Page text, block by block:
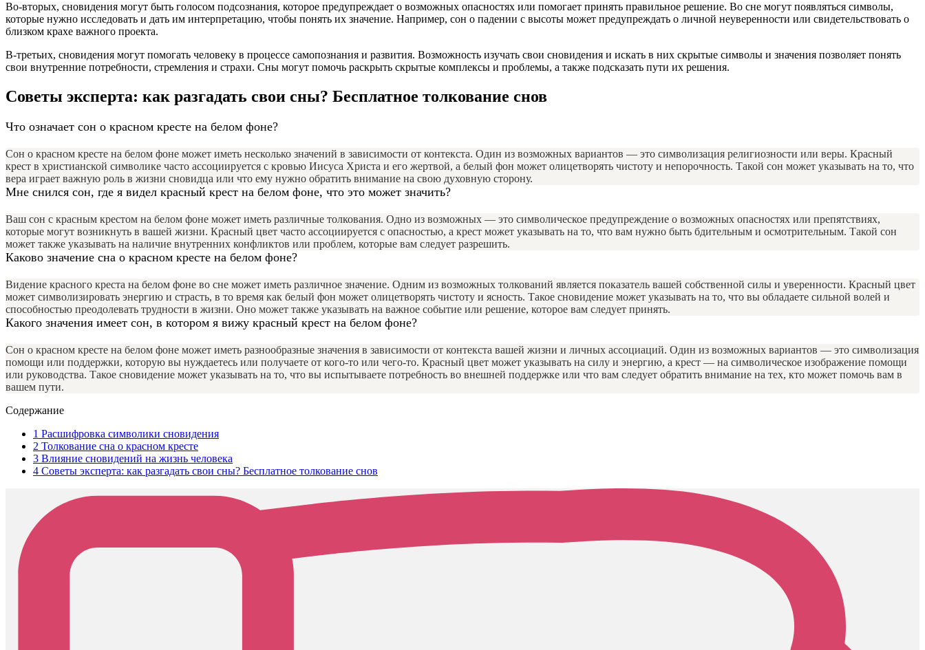
Во-вторых, сновидения могут быть голосом подсознания, которое предупреждает о возможных опасностях или помогает принять правильное решение. Во сне могут появляться символы,
которые нужно исследовать и дать им интерпретацию, чтобы понять их значение. Например, сон о падении с высоты может предупреждать о личной неуверенности или свидетельствовать о
близком крахе важного проекта.
В-третьих, сновидения могут помогать человеку в процессе самопознания и развития. Возможность изучать свои сновидения и искать в них скрытые символы и значения позволяет понять
свои внутренние потребности, стремления и страхи. Сны могут помочь раскрыть скрытые комплексы и проблемы, а также подсказать пути их решения.
Советы эксперта: как разгадать свои сны? Бесплатное толкование снов
Что означает сон о красном кресте на белом фоне?
Сон о красном кресте на белом фоне может иметь несколько значений в зависимости от контекста. Один из возможных вариантов — это символизация религиозности или веры. Красный
крест в христианской символике часто ассоциируется с кровью Иисуса Христа и его жертвой, а белый фон может олицетворять чистоту и непорочность. Такой сон может указывать на то, что
вера играет важную роль в жизни сновидца или что ему нужно обратить внимание на свою духовную сторону.
Мне снился сон, где я видел красный крест на белом фоне, что это может значить?
Ваш сон с красным крестом на белом фоне может иметь различные толкования. Одно из возможных — это символическое предупреждение о возможных опасностях или препятствиях,
которые могут возникнуть в вашей жизни. Красный цвет часто ассоциируется с опасностью, а крест может указывать на то, что вам нужно быть бдительным и осмотрительным. Такой сон
может также указывать на наличие внутренних конфликтов или проблем, которые вам следует разрешить.
Каково значение сна о красном кресте на белом фоне?
Видение красного креста на белом фоне во сне может иметь различное значение. Одним из возможных толкований является показатель вашей собственной силы и уверенности. Красный цвет
может символизировать энергию и страсть, в то время как белый фон может олицетворять чистоту и ясность. Такое сновидение может указывать на то, что вы обладаете сильной волей и
способностью преодолевать трудности в жизни. Оно может также указывать на важное событие или решение, которое вам следует принять.
Какого значения имеет сон, в котором я вижу красный крест на белом фоне?
Сон о красном кресте на белом фоне может иметь разнообразные значения в зависимости от контекста вашей жизни и личных ассоциаций. Один из возможных вариантов — это символизация
помощи или поддержки, которую вы нуждаетесь или получаете от кого-то или чего-то. Красный цвет может указывать на силу и энергию, а крест — на символическое изображение помощи
или руководства. Такое сновидение может указывать на то, что вы испытываете потребность во внешней поддержке или что вам следует обратить внимание на тех, кто может помочь вам в
вашем пути.
Содержание
1 Расшифровка символики сновидения
2 Толкование сна о красном кресте
3 Влияние сновидений на жизнь человека
4 Советы эксперта: как разгадать свои сны? Бесплатное толкование снов